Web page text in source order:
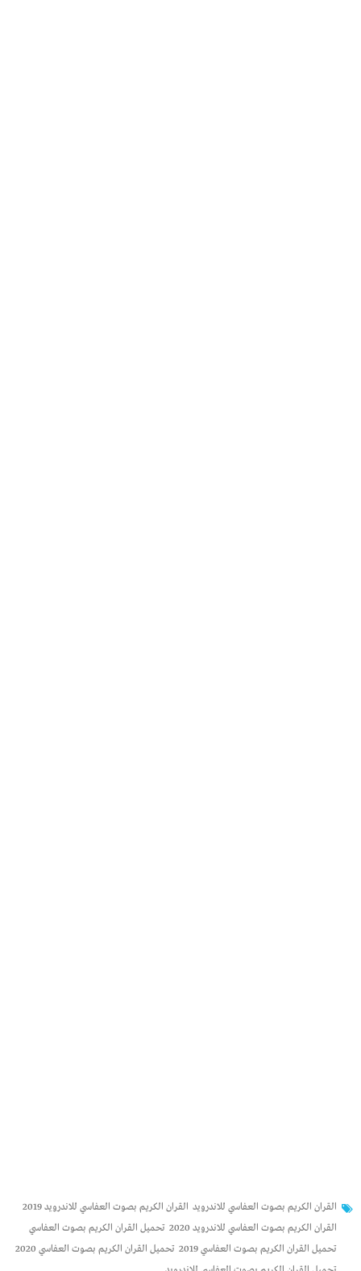
القران الكريم بصوت العفاسي للاندرويد القران الكريم بصوت العفاسي للاندرويد 2019
القران الكريم بصوت العفاسي للاندرويد 2020
تحميل القران الكريم بصوت العفاسي
تحميل القران الكريم بصوت العفاسي 2019
تحميل القران الكريم بصوت العفاسي 2020